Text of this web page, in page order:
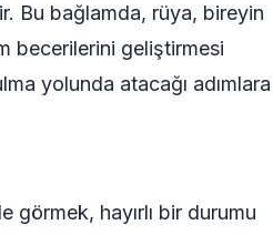
Bu bağlamda, rüya, bireyin
becerilerini geliştirmesi
yolunda atacağı adımlara
görmek, hayırlı bir durumu